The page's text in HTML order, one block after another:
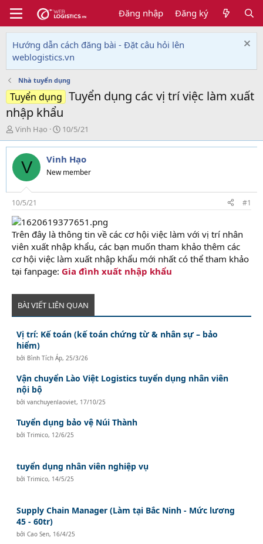
Đăng nhập Đăng ký
Hướng dẫn cách đăng bài - Đặt câu hỏi lên
weblogistics.vn
Nhà tuyển dụng
Tuyển dụng Tuyển dụng các vị trí việc làm xuất
nhập khẩu
T
h
r
e
d
s
t
a
r
t
e
r
Vinh Hạo
N
g
à
y
g
i
10/5/21
V Vinh Hạo
New member
10/5/21 #1
Trên đây là thông tin về các cơ hội việc làm với vị trí nhân
viên xuất nhập khẩu, các bạn muốn tham khảo thêm các
cơ hội việc làm xuất nhập khẩu mới nhất có thể tham khảo
tại fanpage: Gia đình xuất nhập khẩu
BÀI VIẾT LIÊN QUAN
Vị trí: Kế toán (kế toán chứng từ & nhân sự – bảo
hiểm)
bởi Bình Tích Áp, 25/3/26
Vận chuyển Lào Việt Logistics tuyển dụng nhân viên
nội bộ
bởivanchuyenlaoviet, 17/10/25
Tuyển dụng bảo vệ Núi Thành
bởiTrimico, 12/6/25
tuyển dụng nhân viên nghiệp vụ
bởiTrimico, 14/5/25
Supply Chain Manager (Làm tại Bắc Ninh - Mức lương
45 - 60tr)
bởiCao Sen, 16/4/25